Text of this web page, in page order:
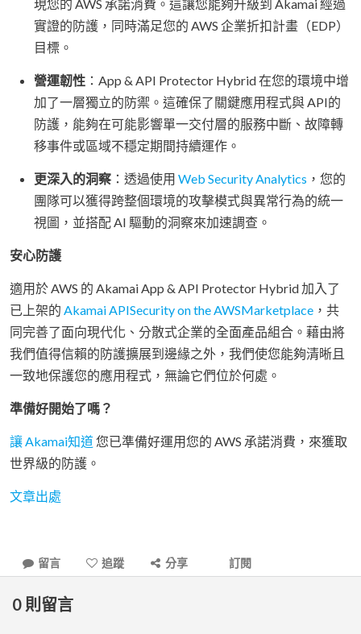
現您的 AWS 承諾消費。這讓您能夠升級到 Akamai 經過
實證的防護，同時滿足您的 AWS 企業折扣計畫（EDP）
目標。
營運韌性 ：App & API Protector Hybrid 在您的環境中增
加了一層獨立的防禦。這確保了關鍵應用程式與 API的
防護，能夠在可能影響單一交付層的服務中斷、故障轉
移事件或區域不穩定期間持續運作。
更深入的洞察 ：透過使用 Web Security Analytics ，您的
團隊可以獲得跨整個環境的攻擊模式與異常行為的統一
視圖，並搭配 AI 驅動的洞察來加速調查。
安心防護
適用於 AWS 的 Akamai App & API Protector Hybrid 加入了
已上架的 Akamai APISecurity on the AWSMarketplace ，共
同完善了面向現代化、分散式企業的全面產品組合。藉由將
我們值得信賴的防護擴展到邊緣之外，我們使您能夠清晰且
一致地保護您的應用程式，無論它們位於何處。
準備好開始了嗎？
讓 Akamai知道您已準備好運用您的 AWS 承諾消費，來獲取
世界級的防護。
文章出處
留言 追蹤 分享 訂閱
0 則留言